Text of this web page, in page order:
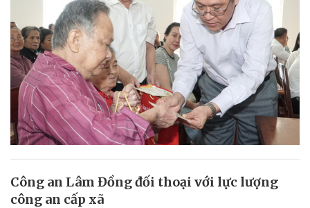
Công an Lâm Đồng đối thoại với lực lượng
công an cấp xã